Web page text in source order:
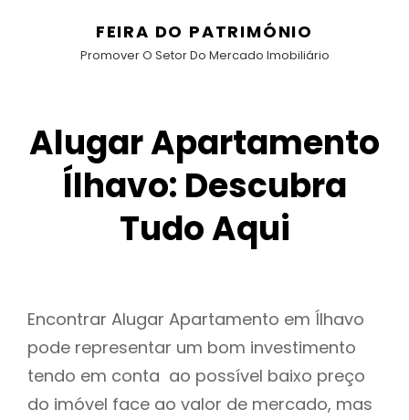
FEIRA DO PATRIMÓNIO
Promover O Setor Do Mercado Imobiliário
Alugar Apartamento
Ílhavo: Descubra
Tudo Aqui
Encontrar Alugar Apartamento em Ílhavo
pode representar um bom investimento
tendo em conta ao possível baixo preço
do imóvel face ao valor de mercado, mas